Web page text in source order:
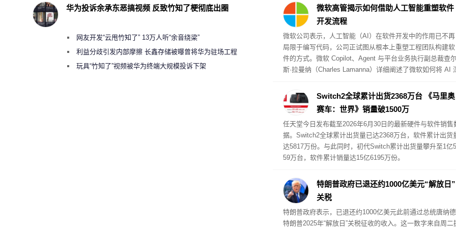
微软高管揭示如何借助人工智能重塑软件
开发流程
微软公司表示，人工智能（AI）在软件开发中的作用已不再
局限于编写代码，公司正试图从根本上重塑工程团队构建软
件的方式。微软 Copilot、Agent 与平台业务执行副总裁查
斯·拉曼纳（Charles Lamanna）详细阐述了微软如何将 AI
Switch2全球累计出货2368万台 《马里奥
赛车：世界》销量破1500万
任天堂今日发布截至2026年6月30日的最新硬件与软件销售
据。Switch2全球累计出货量已达2368万台，软件累计出货
达5817万份。与此同时，初代Switch累计出货量攀升至1亿
59万台，软件累计销量达15亿6195万份。
特朗普政府已退还约1000亿美元“解放日”
关税
特朗普政府表示，已退还约1000亿美元此前通过总统唐纳德
特朗普2025年“解放日”关税征收的收入。这一数字来自周二
华为投诉余承东恶搞视频 反致竹知了梗彻底出圈
网友开发“云甩竹知了” 13万人听“余音绕梁”
利益分歧引发内部摩擦 长鑫存储被曝曾将华为驻场工程
师驱逐出研发基地
玩具“竹知了”视频被华为终端大规模投诉下架